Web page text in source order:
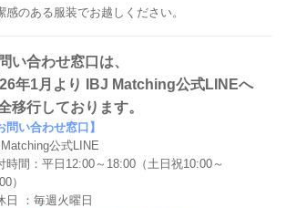
感のある服装でお越しください。
い合わせ窓口は、
年1月より IBJ Matching公式LINEへ
移行しております。
問い合わせ窓口】
公式LINE
時間：平日12:00～18:00（土日祝10:00～
）
日 ：毎週火曜日